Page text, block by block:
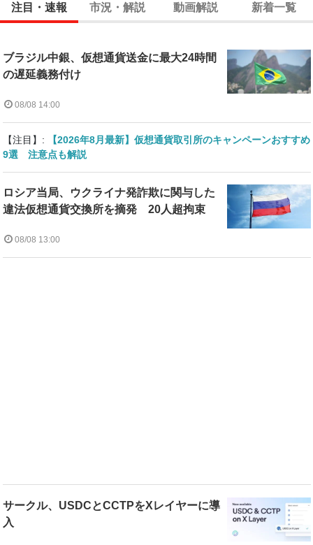
注目・速報 市況・解説 動画解説 新着一覧
ブラジル中銀、仮想通貨送金に最大24時間
の遅延義務付け
08/08 14:00
【注目】:
【2026年8月最新】仮想通貨取引所のキャンペーンおすすめ
9選 注意点も解説
ロシア当局、ウクライナ発詐欺に関与した
違法仮想通貨交換所を摘発 20人超拘束
08/08 13:00
サークル、USDCとCCTPをXレイヤーに導
入